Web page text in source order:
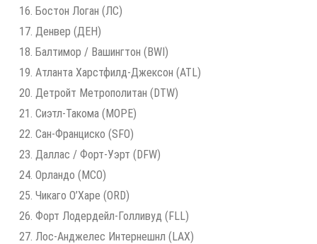
Бостон Логан (ЛС)
Денвер (ДЕН)
Балтимор / Вашингтон (BWI)
Атланта Харстфилд-Джексон (ATL)
Детройт Метрополитан (DTW)
Сиэтл-Такома (МОРЕ)
Сан-Франциско (SFO)
Даллас / Форт-Уэрт (DFW)
Орландо (MCO)
Чикаго О’Харе (ORD)
Форт Лодердейл-Голливуд (FLL)
Лос-Анджелес Интернешнл (LAX)